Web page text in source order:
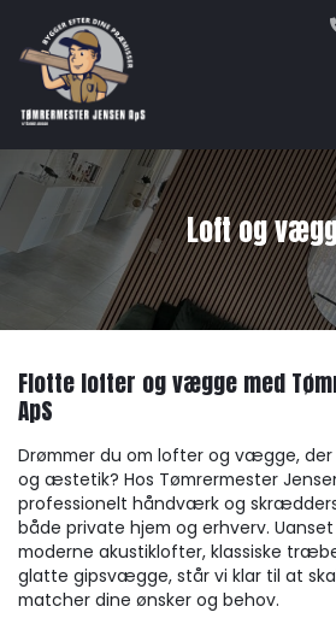
hovedindhold
Loft og
Flotte lofter og vægge med
ApS
Drømmer du om lofter og vægge,
og æstetik? Hos Tømrermester
professionelt håndværk og
både private hjem og erhverv.
moderne akustiklofter, klassiske
glatte gipsvægge, står vi klar til at
matcher dine ønsker og behov.